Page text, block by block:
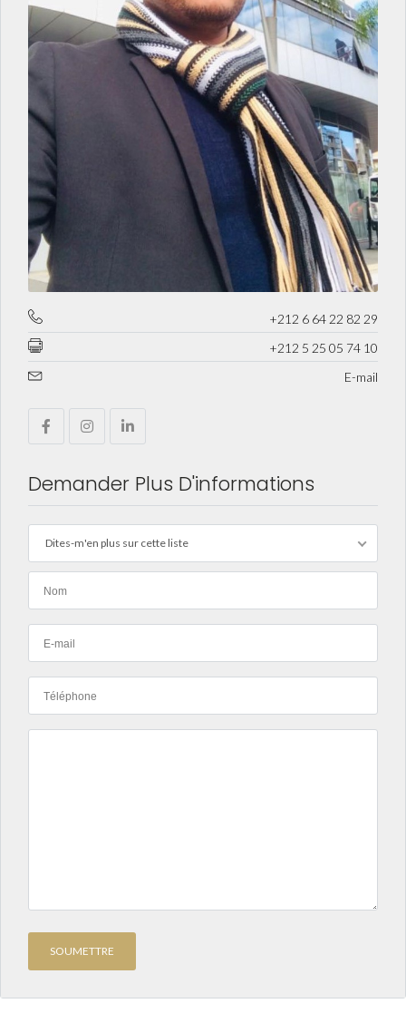
+212 6 64 22 82 29
+212 5 25 05 74 10
E-mail
Demander Plus D'informations
Dites-m'en plus sur cette liste